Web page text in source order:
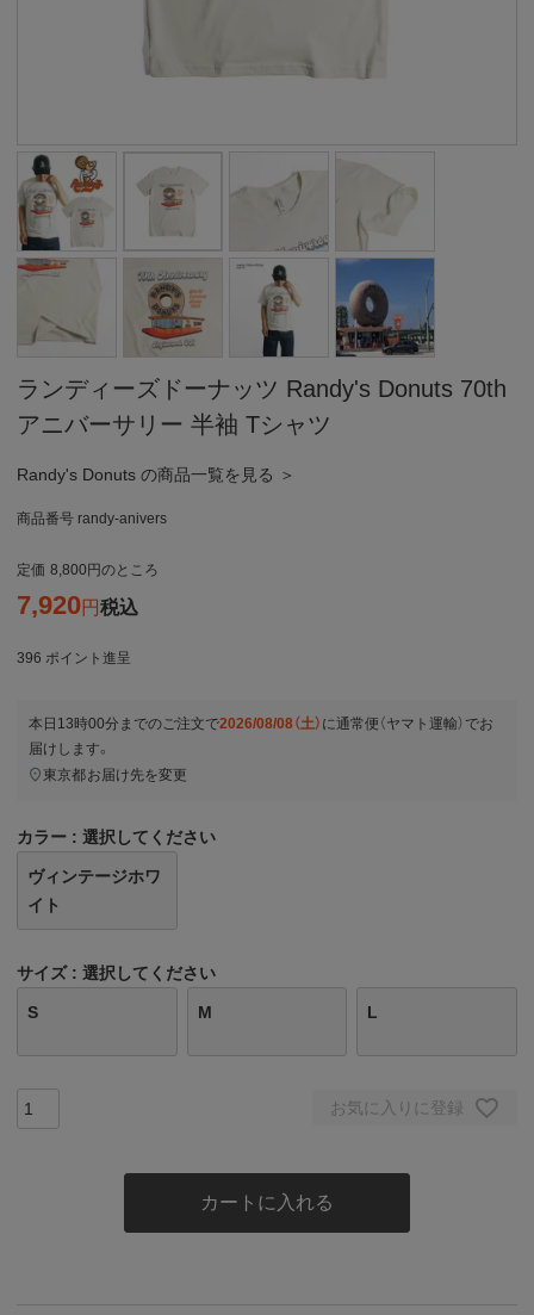
ランディーズドーナッツ Randy's Donuts 70th
アニバーサリー 半袖 Tシャツ
Randy's Donuts の商品一覧を見る ＞
商品番号 randy-anivers
定価 8,800 のところ
7,920 税込
396 ポイント進呈
本日 13時00分 までのご注文で2026/08/08（土） に通常便（ヤマト運輸） でお
届けします。
東京都お届け先を変更
カラー 選択してください
ヴィンテージホワ
イト
サイズ 選択してください
S M L
お気に入りに登録
カートに入れる